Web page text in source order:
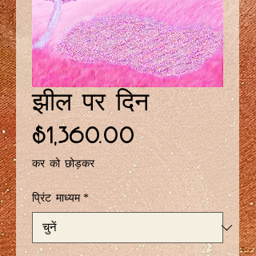
झील पर दिन
$1,360.00मूल्य
कर को छोड़कर
प्रिंट माध्यम *